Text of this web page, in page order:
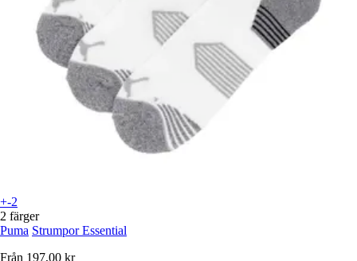
+-2
2 färger
Puma Strumpor Essential
Från 197,00 kr